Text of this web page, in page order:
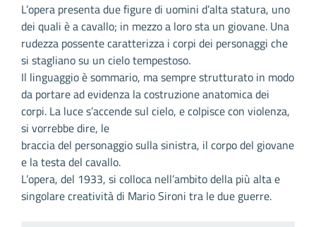
L’opera presenta due figure di uomini d’alta statura, uno
dei quali è a cavallo; in mezzo a loro sta un giovane. Una
rudezza possente caratterizza i corpi dei personaggi che
si stagliano su un cielo tempestoso.
Il linguaggio è sommario, ma sempre strutturato in modo
da portare ad evidenza la costruzione anatomica dei
corpi. La luce s’accende sul cielo, e colpisce con violenza,
si vorrebbe dire, le
braccia del personaggio sulla sinistra, il corpo del giovane
e la testa del cavallo.
L’opera, del 1933, si colloca nell’ambito della più alta e
singolare creatività di Mario Sironi tra le due guerre.